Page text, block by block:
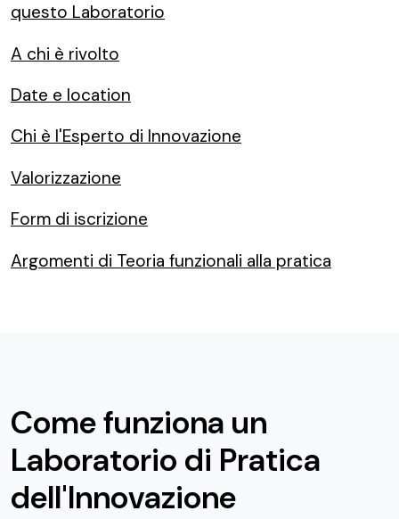
questo Laboratorio
A chi è rivolto
Date e location
Chi è l'Esperto di Innovazione
Valorizzazione
Form di iscrizione
Argomenti di Teoria funzionali alla pratica
Come funziona un
Laboratorio di Pratica
dell'Innovazione